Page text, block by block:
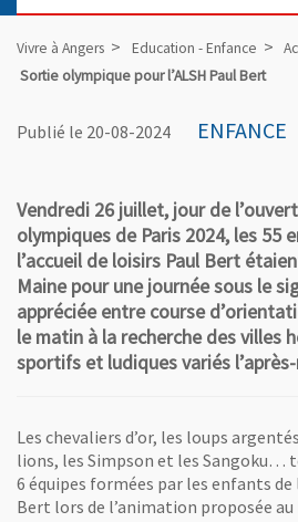
Vivre à Angers Education - Enfance
Sortie olympique pour l’ALSH Paul Bert
Publié le 20-08-2024 ENFANCE
Vendredi 26 juillet, jour de
olympiques de Paris 2024, les 55
l’accueil de loisirs Paul Bert
Maine pour une journée sous le
appréciée entre course
le matin à la recherche des villes
sportifs et ludiques variés
Les chevaliers d’or, les loups
lions, les Simpson et les Sangoku…
6 équipes formées par les enfants de
Bert lors de l’animation proposée